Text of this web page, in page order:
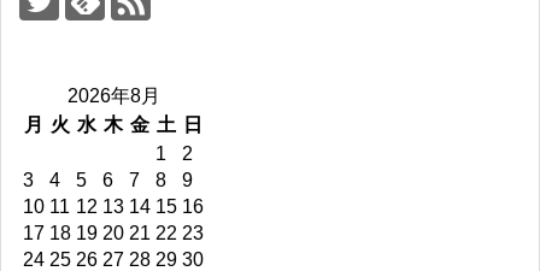
2026年8月
月
火 水 木 金 土
日
1
2
3
4 5 6 7 8
9
10 11 12 13 14 15 16
17 18 19 20 21 22 23
24 25 26 27 28 29 30